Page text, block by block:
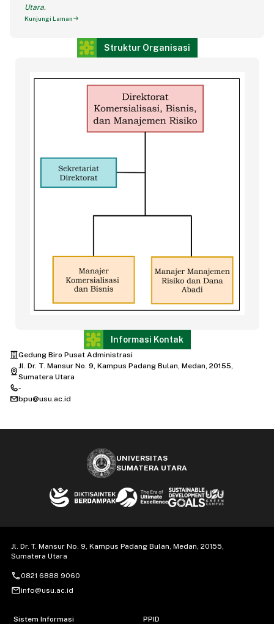
Utara.
Kunjungi Laman
Struktur Organisasi
Informasi Kontak
Gedung Biro Pusat Administrasi
Jl. Dr. T. Mansur No. 9, Kampus Padang Bulan, Medan, 20155,
Sumatera Utara
-
bpu@usu.ac.id
UNIVERSITAS
SUMATERA UTARA
Jl. Dr. T. Mansur No. 9, Kampus Padang Bulan, Medan, 20155,
Sumatera Utara
call0821 6888 9060
mail_outlineinfo@usu.ac.id
Sistem Informasi PPID